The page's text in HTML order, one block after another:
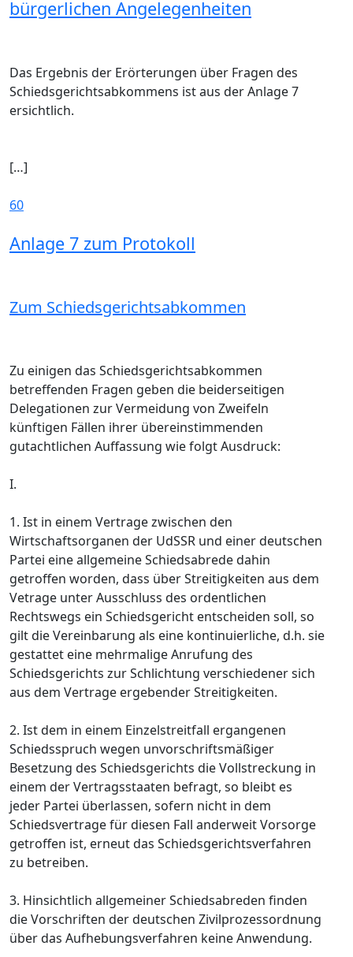
bürgerlichen Angelegenheiten
Das Ergebnis der Erörterungen über Fragen des
Schiedsgerichtsabkommens ist aus der Anlage 7
ersichtlich.
[…]
60
Anlage 7 zum Protokoll
Zum Schiedsgerichtsabkommen
Zu einigen das Schiedsgerichtsabkommen
betreffenden Fragen geben die beiderseitigen
Delegationen zur Vermeidung von Zweifeln
künftigen Fällen ihrer übereinstimmenden
gutachtlichen Auffassung wie folgt Ausdruck:
I.
1. Ist in einem Vertrage zwischen den
Wirtschaftsorganen der UdSSR und einer deutschen
Partei eine allgemeine Schiedsabrede dahin
getroffen worden, dass über Streitigkeiten aus dem
Vetrage unter Ausschluss des ordentlichen
Rechtswegs ein Schiedsgericht entscheiden soll, so
gilt die Vereinbarung als eine kontinuierliche, d.h. sie
gestattet eine mehrmalige Anrufung des
Schiedsgerichts zur Schlichtung verschiedener sich
aus dem Vertrage ergebender Streitigkeiten.
2. Ist dem in einem Einzelstreitfall ergangenen
Schiedsspruch wegen unvorschriftsmäßiger
Besetzung des Schiedsgerichts die Vollstreckung in
einem der Vertragsstaaten befragt, so bleibt es
jeder Partei überlassen, sofern nicht in dem
Schiedsvertrage für diesen Fall anderweit Vorsorge
getroffen ist, erneut das Schiedsgerichtsverfahren
zu betreiben.
3. Hinsichtlich allgemeiner Schiedsabreden finden
die Vorschriften der deutschen Zivilprozessordnung
über das Aufhebungsverfahren keine Anwendung.